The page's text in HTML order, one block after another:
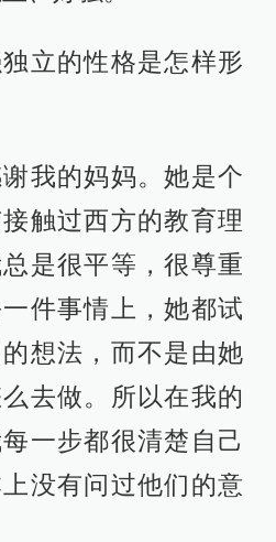
立的性格是怎样形
我的妈妈。她是个
触过西方的教育理
是很平等，很尊重
件事情上，她都试
想法，而不是由她
去做。所以在我的
一步都很清楚自己
没有问过他们的意